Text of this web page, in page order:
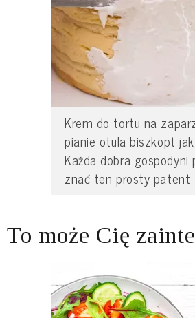
Krem do tortu na
pianie otula biszkopt
Każda dobra gospodyni
znać ten prosty patent
To może Cię